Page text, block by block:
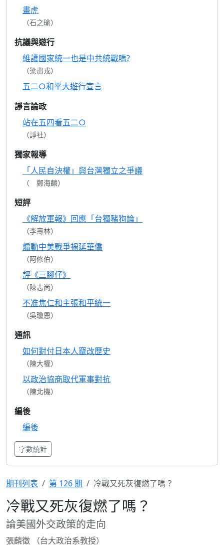
畫虎
（石之瑜）
抗議與遊行
維護國家統一也是中共統戰嗎?
（梁肅戎）
五二○和平大遊行宣言
諍言論政
站在五四看五二○
（諍社）
獨家報導
「人民自決權」與台灣獨立之爭議
（ 鄭海麟）
短評
《解放軍報》回應「台獨豬狗論」
（李壽林）
煽動中美戰爭禍延華僑
（阿修伯）
評《三腳仔》
（陳志尚）
不准焦仁和主張和平統一
（吳瓊恩）
通訊
如何對付日本人竄改歷史
（陳大權）
以政治協商取代軍事對抗
（陳北機）
編後
編後
字數統計
期刊列表 第 126 期 冷戰又死灰復燃了嗎？
冷戰又死灰復燃了嗎？
論美國外交政策的走向
張麟徵 （台大政治系教授）